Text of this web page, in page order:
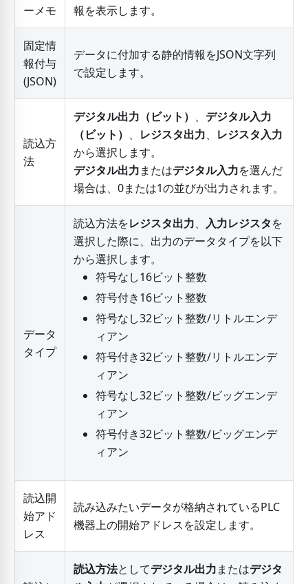
ーメモ 報を表示します。
固定情
報付与
(JSON)
データに付加する静的情報をJSON文字列
で設定します。
読込方
法
デジタル出力（ビット） 、 デジタル入力
（ビット） 、 レジスタ出力、
レジスタ入力
から選択します。
デジタル出力またはデジタル入力を選んだ
場合は、0または1の並びが出力されます。
データ
タイプ
読込方法をレジスタ出力、 入力レジスタを
選択した際に、出力のデータタイプを以下
から選択します。
符号なし16ビット整数
符号付き16ビット整数
符号なし32ビット整数/リトルエンデ
ィアン
符号付き32ビット整数/リトルエンデ
ィアン
符号なし32ビット整数/ビッグエンデ
ィアン
符号付き32ビット整数/ビッグエンデ
ィアン
読込開
始アド
レス
読み込みたいデータが格納されているPLC
機器上の開始アドレスを設定します。
読込方法としてデジタル出力またはデジタ